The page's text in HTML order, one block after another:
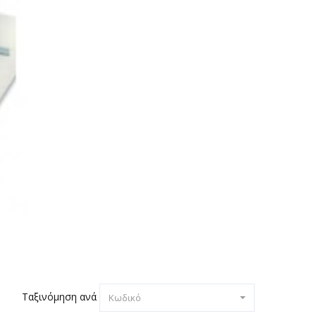
Ταξινόμηση ανά Κωδικό